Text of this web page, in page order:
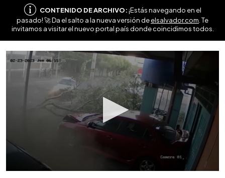
CONTENIDO DE ARCHIVO:¡Estás navegando en el
pasado! 🚀 Da el salto a la nueva versión deelsalvador.com . Te
invitamos a visitar el nuevo portal país donde coincidimos todos.